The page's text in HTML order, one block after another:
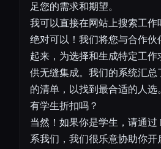
足您的需求和期望。
我可以直接在网站上搜索工作
绝对可以！我们将您与合作伙
起来，为选择和生成特定工作
供无缝集成。我们的系统汇总
的清单，以找到最合适的人选
有学生折扣吗？
当然！如果你是学生，请通过
系我们，我们很乐意协助你开